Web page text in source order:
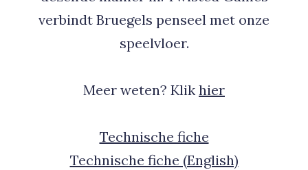
verbindt Bruegels penseel met onze
speelvloer.
Meer weten? Klik hier
Technische fiche
Technische fiche (English)